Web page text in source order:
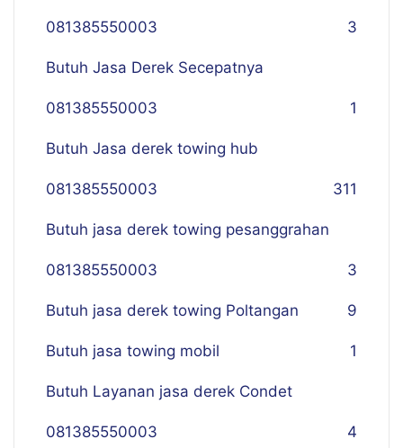
081385550003 3
Butuh Jasa Derek Secepatnya
081385550003 1
Butuh Jasa derek towing hub
081385550003 311
Butuh jasa derek towing pesanggrahan
081385550003 3
Butuh jasa derek towing Poltangan 9
Butuh jasa towing mobil 1
Butuh Layanan jasa derek Condet
081385550003 4